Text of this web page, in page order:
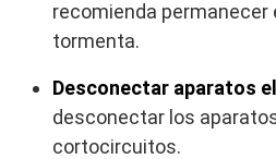
recomienda permanecer
tormenta.
Desconectar aparatos
desconectar los
cortocircuitos.